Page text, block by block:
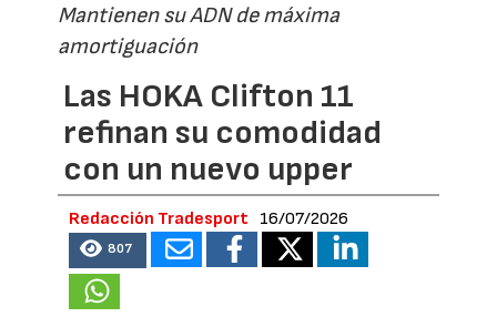
Mantienen su ADN de máxima
amortiguación
Las HOKA Clifton 11
refinan su comodidad
con un nuevo upper
Redacción Tradesport 16/07/2026
807